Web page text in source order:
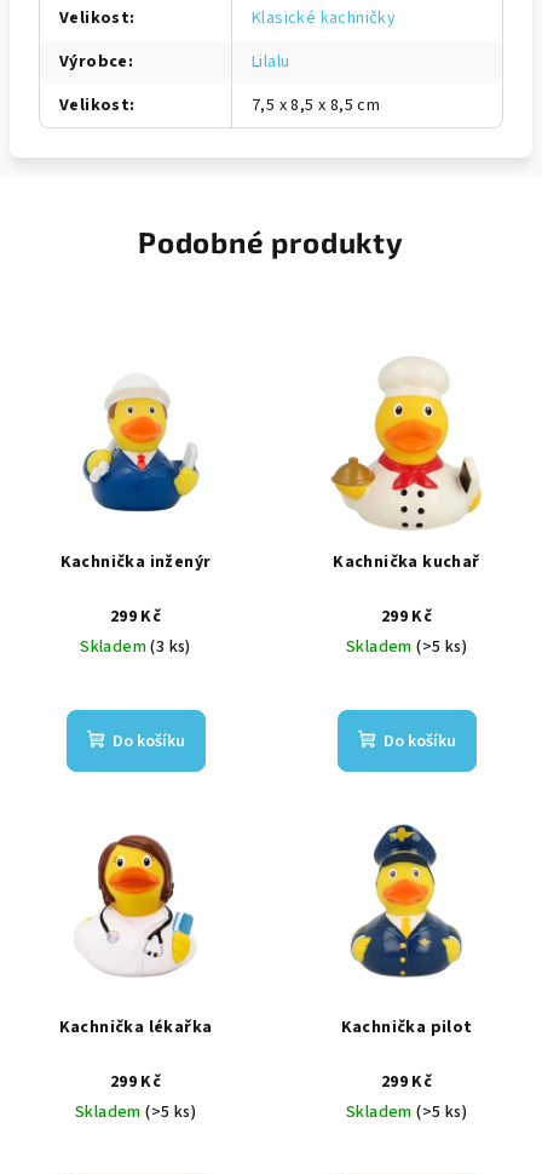
Velikost:
Klasické kachničky
Výrobce:
Lilalu
Velikost: 7,5 x 8,5 x 8,5 cm
Podobné produkty
Kachnička inženýr
299 Kč
Skladem(3 ks)
Do košíku
Kachnička kuchař
299 Kč
Skladem(>5 ks)
Do košíku
Kachnička lékařka
299 Kč
Skladem(>5 ks)
Kachnička pilot
299 Kč
Skladem(>5 ks)